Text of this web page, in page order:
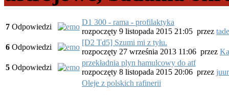
7 Odpowiedzi
D1 300 - rama - profilaktyka
rozpoczęty 9 listopada 2015 21:05 przez
6 Odpowiedzi
[D2 Td5] Szumi mi z tyłu.
rozpoczęty 27 września 2013 11:06 przez
5 Odpowiedzi
przekładnia plyn hamulcowy do atf
rozpoczęty 8 listopada 2015 20:06 przez juur
Oleje z polskich rafinerii